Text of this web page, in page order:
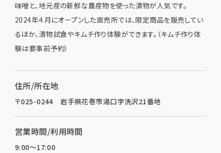
味噌と、地元産の新鮮な農産物を使った漬物が人気です。
2024年４月にオープンした直売所では、限定商品を販売してい
るほか、漬物試食やキムチ作り体験ができます。（キムチ作り体
験は要事前予約）
住所/所在地
〒025-0244 岩手県花巻市湯口字洗沢21番地
営業時間/利用時間
9:00～17:00